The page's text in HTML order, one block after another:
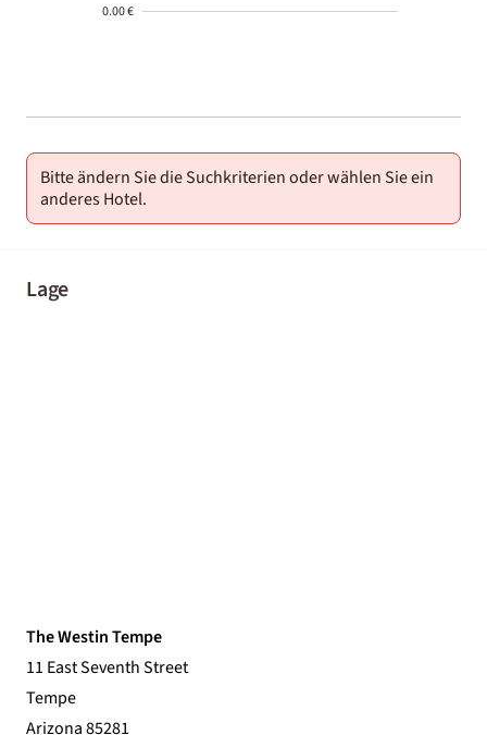
0.00 €
01-02
Bitte ändern Sie die Suchkriterien oder wählen Sie ein
anderes Hotel.
Lage
The Westin Tempe
11 East Seventh Street
Tempe
Arizona 85281